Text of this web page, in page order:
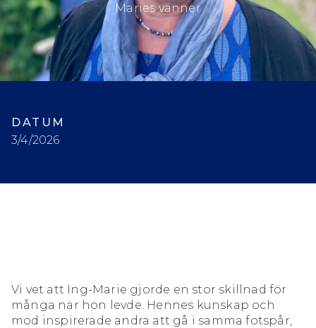
Maries vänner
DATUM
3/4/2026
Vi vet att Ing-Marie gjorde en stor skillnad för
många när hon levde. Hennes kunskap och
mod inspirerade andra att gå i samma fotspår,